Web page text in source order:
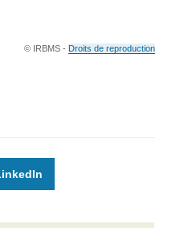
© IRBMS - Droits de reproduction